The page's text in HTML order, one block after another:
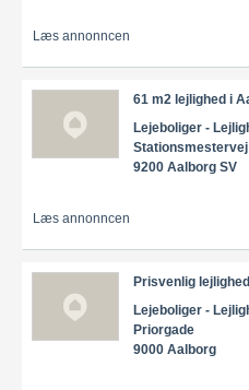
Læs annonncen
61 m2 lejlighed i
Lejeboliger -
Stationsmestervej
9200 Aalborg SV
Læs annonncen
Prisvenlig
Lejeboliger -
Priorgade
9000 Aalborg